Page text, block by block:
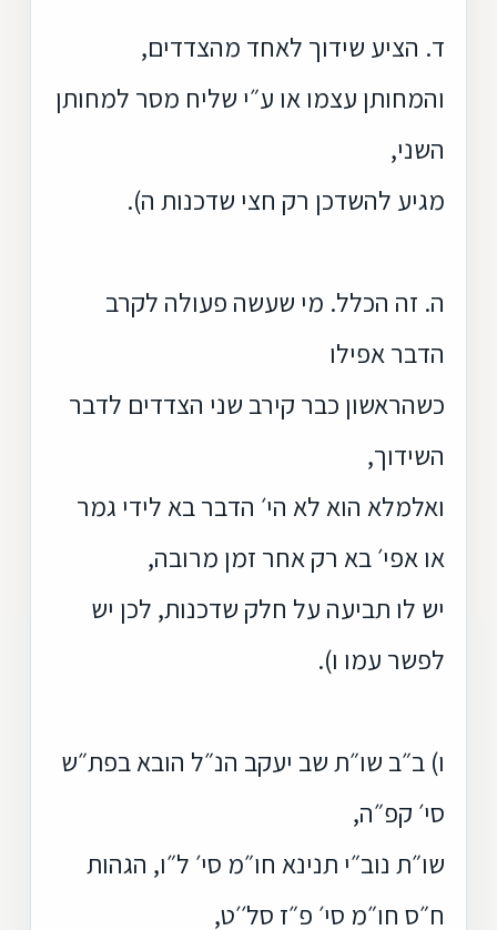
ד. הציע שידוך לאחד מהצדדים,
והמחותן עצמו או ע״י שליח מסר למחותן
השני,
מגיע להשדכן רק חצי שדכנות ה).
ה. זה הכלל. מי שעשה פעולה לקרב
הדבר אפילו
כשהראשון כבר קירב שני הצדדים לדבר
השידוך,
ואלמלא הוא לא הי׳ הדבר בא לידי גמר
או אפי׳ בא רק אחר זמן מרובה,
יש לו תביעה על חלק שדכנות, לכן יש
לפשר עמו ו).
ו) ב״ב שו״ת שב יעקב הנ״ל הובא בפת״ש
סי׳ קפ״ה,
שו״ת נוב״י תנינא חו״מ סי׳ ל״ו, הגהות
ח״ס חו״מ סי׳ פ״ז סל׳׳ט,